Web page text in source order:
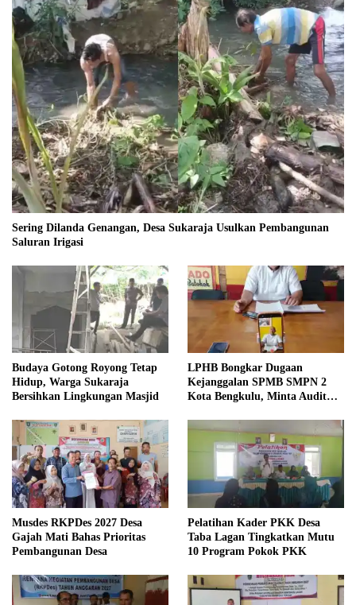
Sering Dilanda Genangan, Desa Sukaraja Usulkan Pembangunan
Saluran Irigasi
Budaya Gotong Royong Tetap
Hidup, Warga Sukaraja
Bersihkan Lingkungan Masjid
LPHB Bongkar Dugaan
Kejanggalan SPMB SMPN 2
Kota Bengkulu, Minta Audit
Musdes RKPDes 2027 Desa
Gajah Mati Bahas Prioritas
Pembangunan Desa
Pelatihan Kader PKK Desa
Taba Lagan Tingkatkan Mutu
10 Program Pokok PKK